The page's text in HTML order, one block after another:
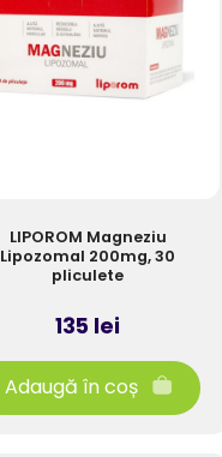
LIPOROM Magneziu
Lipozomal 200mg, 30
pliculete
135 lei
Adaugă în coș